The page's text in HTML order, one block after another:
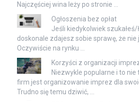
Najczęściej wina leży po stronie …
Ogłoszenia bez opłat
Jeśli kiedykolwiek
doskonale zdajesz sobie sprawę, że nie
Oczywiście na rynku …
Korzyści z organizacji
Niezwykle popularne i to nie
firm jest organizowanie imprez dla
Trudno się temu dziwić, …